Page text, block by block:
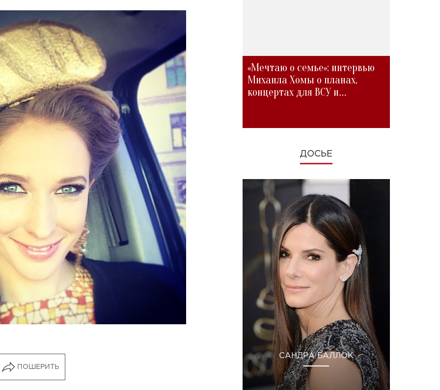
ПОШЕРИТЬ
«Мечтаю о семье»: интервью
Михаила Хомы о планах,
концертах для ВСУ и
ДОСЬЕ
САНДРА БАЛЛОК